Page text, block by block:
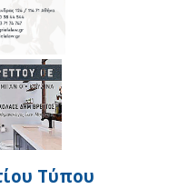
Τύπου